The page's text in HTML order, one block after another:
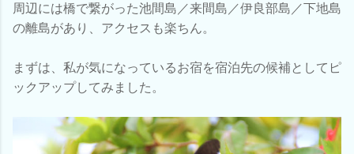
周辺には橋で繋がった池間島／来間島／伊良部島／下地島
の離島があり、アクセスも楽ちん。
まずは、私が気になっているお宿を宿泊先の候補としてピ
ックアップしてみました。